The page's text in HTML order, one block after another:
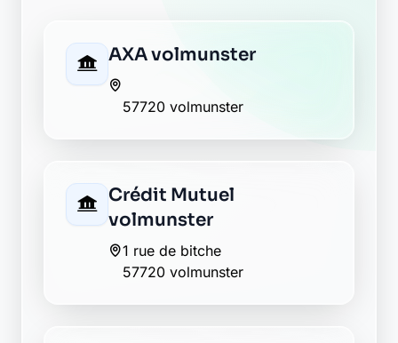
AXA volmunster
57720 volmunster
Crédit Mutuel
volmunster
1 rue de bitche
57720 volmunster